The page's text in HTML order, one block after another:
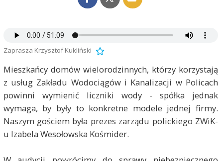
Zaprasza Krzysztof Kukliński
Mieszkańcy domów wielorodzinnych, którzy korzystają
z usług Zakładu Wodociągów i Kanalizacji w Policach
powinni wymienić liczniki wody - spółka jednak
wymaga, by były to konkretne modele jednej firmy.
Naszym gościem była prezes zarządu polickiego ZWiK-
u Izabela Wesołowska Kośmider.